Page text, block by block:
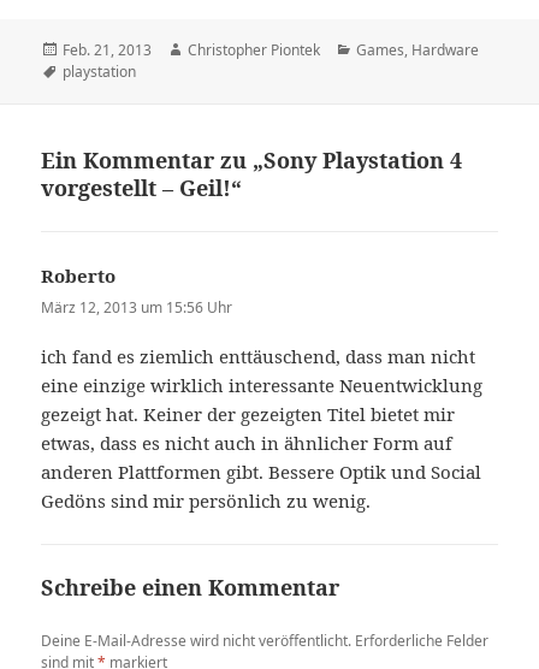
Veröffentlicht
am
Feb. 21, 2013 Autor
Christopher Piontek Kategorien
Games, Hardware
Schlagwörter
playstation
Ein Kommentar zu „Sony Playstation 4
vorgestellt – Geil!“
Roberto
März 12, 2013 um 15:56 Uhr
ich fand es ziemlich enttäuschend, dass man nicht
eine einzige wirklich interessante Neuentwicklung
gezeigt hat. Keiner der gezeigten Titel bietet mir
etwas, dass es nicht auch in ähnlicher Form auf
anderen Plattformen gibt. Bessere Optik und Social
Gedöns sind mir persönlich zu wenig.
Schreibe einen Kommentar
Deine E-Mail-Adresse wird nicht veröffentlicht. Erforderliche Felder
sind mit* markiert